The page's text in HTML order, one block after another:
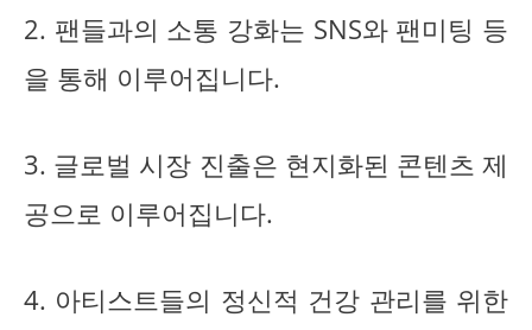
2. 팬들과의 소통 강화는 SNS와 팬미팅 등
을 통해 이루어집니다.
3. 글로벌 시장 진출은 현지화된 콘텐츠 제
공으로 이루어집니다.
4. 아티스트들의 정신적 건강 관리를 위한